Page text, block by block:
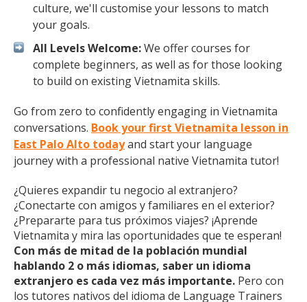
culture, we'll customise your lessons to match
your goals.
All Levels Welcome:We offer courses for
complete beginners, as well as for those looking
to build on existing Vietnamita skills.
Go from zero to confidently engaging in Vietnamita
conversations. Book your first Vietnamita lesson in
East Palo Alto todayand start your language
journey with a professional native Vietnamita tutor!
¿Quieres expandir tu negocio al extranjero?
¿Conectarte con amigos y familiares en el exterior?
¿Prepararte para tus próximos viajes? ¡Aprende
Vietnamita y mira las oportunidades que te esperan!
Con más de mitad de la población mundial
hablando 2 o más idiomas, saber un idioma
extranjero es cada vez más importante. Pero con
los tutores nativos del idioma de Language Trainers